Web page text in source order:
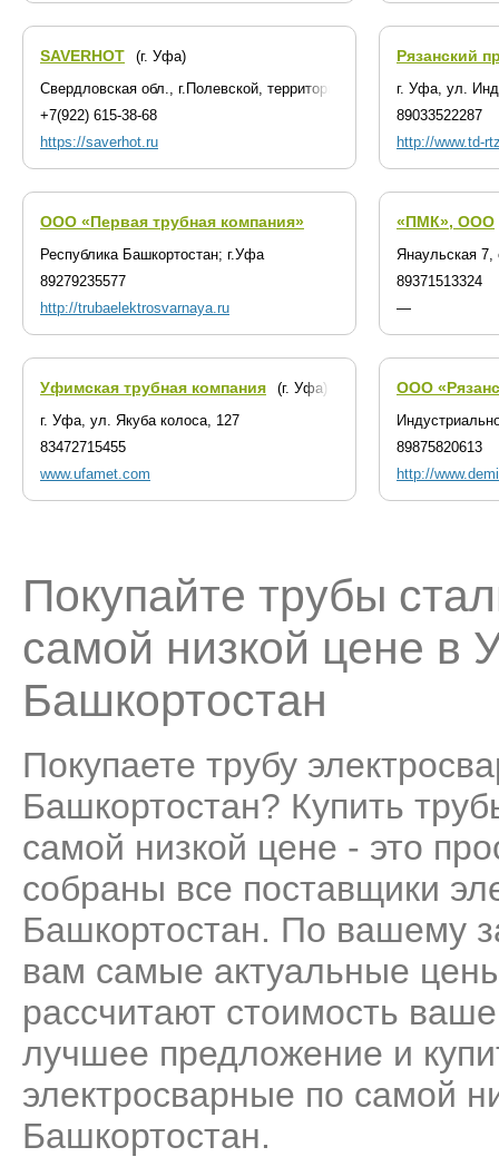
SAVERHOT
(г. Уфа)
Свердловская обл., г.Полевской, территория Восточный
+7(922) 615-38-68
https://saverhot.ru
Рязанский
г. Уфа, ул.
89033522287
http://www.td-
ООО «Первая трубная компания»
Республика Башкортостан; г.Уфа
89279235577
http://trubaelektrosvarnaya.ru
«ПМК», ООО
Янаульская 7,
89371513324
—
Уфимская трубная компания
(г. Уфа)
г. Уфа, ул. Якуба колоса, 127
83472715455
www.ufamet.com
ООО
89875820613
http://
Покупайте трубы
самой низкой цене в
Башкортостан
Покупаете трубу
Башкортостан? Купить
самой низкой цене - это
собраны все поставщики
Башкортостан. По вашему
вам самые актуальные
рассчитают стоимость
лучшее предложение и
электросварные по самой
Башкортостан.